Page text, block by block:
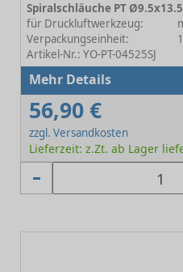
für Druckluftwerkzeug:
Verpackungseinheit:
Artikel-Nr.: YO-PT-04525SJ
Mehr Details
56,90 €
zzgl. Versandkosten
Lieferzeit: z.Zt. ab Lager